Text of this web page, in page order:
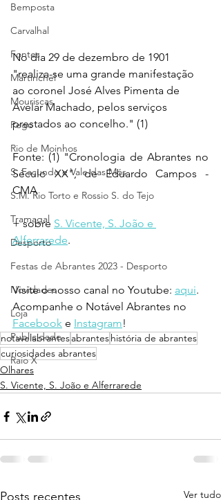
Bemposta
Carvalhal
Fontes
Martinchel
Mouriscas
Pego
Rio de Moinhos
S. Facundo e Vale das Mós
S.M. Rio Torto e Rossio S. do Tejo
Tramagal
Desporto
Festas de Abrantes 2023 - Desporto
Novidades
Loja
Publicidade
Raio X
No dia 29 de dezembro de 1901
"realiza-se uma grande manifestação
ao coronel José Alves Pimenta de
Avelar Machado, pelos serviços
prestados ao concelho." (1)
Fonte: (1) "Cronologia de Abrantes no
Século XX", de Eduardo Campos -
CMA
+ sobre S. Vicente, S. João e
Alferrarede.
Visite o nosso canal no Youtube: aqui.
Acompanhe o Notável Abrantes no
Facebook e Instagram!
notavelabrantesabranteshistória de abrantes
curiosidades abrantes
Olhares
S. Vicente, S. João e Alferrarede
Posts recentes Ver tudo